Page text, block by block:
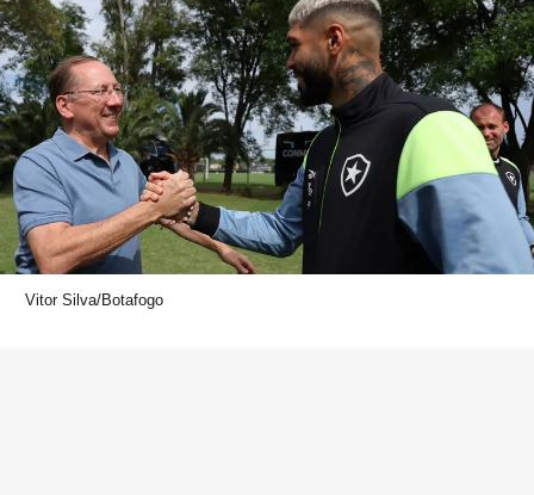
Vitor Silva/Botafogo